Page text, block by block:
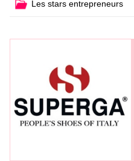
Les stars entrepreneurs